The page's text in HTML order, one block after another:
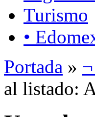
Turismo
•
Portada »
al listado: